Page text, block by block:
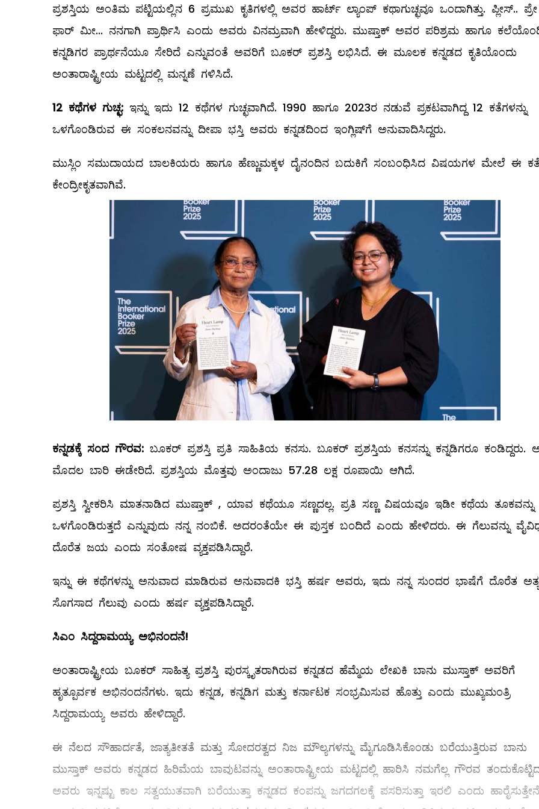
ಪ್ರಶಸ್ತಿಯ ಅಂತಿಮ ಪಟ್ಟಿಯಲ್ಲಿನ 6 ಪ್ರಮುಖ ಕೃತಿಗಳಲ್ಲಿ ಅವರ ಹಾರ್ಟ್‌ ಲ್ಯಾಂಪ್‌ ಕಥಾಗುಚ್ಛವೂ ಒಂದಾಗಿತ್ತು. ಪ್ಲೀಸ್‌.. ಪ್ರೇ
ಫಾರ್‌ ಮೀ... ನನಗಾಗಿ ಪ್ರಾರ್ಥಿಸಿ ಎಂದು ಅವರು ವಿನಮ್ರವಾಗಿ ಹೇಳಿದ್ದರು. ಮುಷ್ತಾಕ್‌ ಅವರ ಪರಿಶ್ರಮ ಹಾಗೂ
ಕನ್ನಡಿಗರ ಪ್ರಾರ್ಥನೆಯೂ ಸೇರಿದೆ ಎನ್ನುವಂತೆ ಅವರಿಗೆ ಬೂಕರ್‌ ಪ್ರಶಸ್ತಿ ಲಭಿಸಿದೆ. ಈ ಮೂಲಕ ಕನ್ನಡದ ಕೃತಿಯೊಂದು
ಅಂತಾರಾಷ್ಟ್ರೀಯ ಮಟ್ಟದಲ್ಲಿ ಮನ್ನಣೆ ಗಳಿಸಿದೆ.
12 ಕಥೆಗಳ ಗುಚ್ಛ: ಇನ್ನು ಇದು 12 ಕಥೆಗಳ ಗುಚ್ಛವಾಗಿದೆ. 1990 ಹಾಗೂ 2023ರ ನಡುವೆ ಪ್ರಕಟವಾಗಿದ್ದ 12 ಕತೆಗಳನ್ನು
ಒಳಗೊಂಡಿರುವ ಈ ಸಂಕಲನವನ್ನು ದೀಪಾ ಭಸ್ತಿ ಅವರು ಕನ್ನಡದಿಂದ ಇಂಗ್ಲಿಷ್‌ಗೆ ಅನುವಾದಿಸಿದ್ದರು.
ಮುಸ್ಲಿಂ ಸಮುದಾಯದ ಬಾಲಕಿಯರು ಹಾಗೂ ಹೆಣ್ಣುಮಕ್ಕಳ ದೈನಂದಿನ ಬದುಕಿಗೆ ಸಂಬಂಧಿಸಿದ ವಿಷಯಗಳ ಮೇಲೆ ಈ
ಕೇಂದ್ರೀಕೃತವಾಗಿವೆ.
ಕನ್ನಡಕ್ಕೆ ಸಂದ ಗೌರವ: ಬೂಕರ್ ಪ್ರಶಸ್ತಿ ಪ್ರತಿ ಸಾಹಿತಿಯ ಕನಸು. ಬೂಕರ್ ಪ್ರಶಸ್ತಿಯ ಕನಸನ್ನು ಕನ್ನಡಿಗರೂ ಕಂಡಿದ್ದರು.
ಮೊದಲ ಬಾರಿ ಈಡೇರಿದೆ. ಪ್ರಶಸ್ತಿಯ ಮೊತ್ತವು ಅಂದಾಜು 57.28 ಲಕ್ಷ ರೂಪಾಯಿ ಆಗಿದೆ.
ಪ್ರಶಸ್ತಿ ಸ್ವೀಕರಿಸಿ ಮಾತನಾಡಿದ ಮುಷ್ತಾಕ್ , ಯಾವ ಕಥೆಯೂ ಸಣ್ಣದಲ್ಲ. ಪ್ರತಿ ಸಣ್ಣ ವಿಷಯವೂ ಇಡೀ ಕಥೆಯ ತೂಕವನ್ನು
ಒಳಗೊಂಡಿರುತ್ತದೆ ಎನ್ನುವುದು ನನ್ನ ನಂಬಿಕೆ. ಅದರಂತೆಯೇ ಈ ಪುಸ್ತಕ ಬಂದಿದೆ ಎಂದು ಹೇಳಿದರು. ಈ ಗೆಲುವನ್ನು
ದೊರೆತ ಜಯ ಎಂದು ಸಂತೋಷ ವ್ಯಕ್ತಪಡಿಸಿದ್ದಾರೆ.
ಇನ್ನು ಈ ಕಥೆಗಳನ್ನು ಅನುವಾದ ಮಾಡಿರುವ ಅನುವಾದಕಿ ಭಸ್ತಿ ಹರ್ಷ ಅವರು, ಇದು ನನ್ನ ಸುಂದರ ಭಾಷೆಗೆ ದೊರೆತ
ಸೊಗಸಾದ ಗೆಲುವು ಎಂದು ಹರ್ಷ ವ್ಯಕ್ತಪಡಿಸಿದ್ದಾರೆ.
ಸಿಎಂ ಸಿದ್ದರಾಮಯ್ಯ ಅಭಿನಂದನೆ!
ಅಂತಾರಾಷ್ಟ್ರೀಯ ಬೂಕರ್ ಸಾಹಿತ್ಯ ಪ್ರಶಸ್ತಿ ಪುರಸ್ಕೃತರಾಗಿರುವ ಕನ್ನಡದ ಹೆಮ್ಮೆಯ ಲೇಖಕಿ ಬಾನು ಮುಸ್ತಾಕ್ ಅವರಿಗೆ
ಹೃತ್ಪೂರ್ವಕ ಅಭಿನಂದನೆಗಳು. ಇದು ಕನ್ನಡ, ಕನ್ನಡಿಗ ಮತ್ತು ಕರ್ನಾಟಕ ಸಂಭ್ರಮಿಸುವ ಹೊತ್ತು ಎಂದು ಮುಖ್ಯಮಂತ್ರಿ
ಸಿದ್ದರಾಮಯ್ಯ ಅವರು ಹೇಳಿದ್ದಾರೆ.
ಈ ನೆಲದ ಸೌಹಾರ್ದತೆ, ಜಾತ್ಯತೀತತೆ ಮತ್ತು ಸೋದರತ್ವದ ನಿಜ ಮೌಲ್ಯಗಳನ್ನು ಮೈಗೂಡಿಸಿಕೊಂಡು ಬರೆಯುತ್ತಿರುವ ಬಾನು
ಮುಸ್ತಾಕ್ ಅವರು ಕನ್ನಡದ ಹಿರಿಮೆಯ ಬಾವುಟವನ್ನು ಅಂತಾರಾಷ್ಟ್ರೀಯ ಮಟ್ಟದಲ್ಲಿ ಹಾರಿಸಿ ನಮಗೆಲ್ಲ ಗೌರವ
ಅವರು ಇನ್ನಷ್ಟು ಕಾಲ ಸತ್ವಯುತವಾಗಿ ಬರೆಯುತ್ತಾ ಕನ್ನಡದ ಕಂಪನ್ನು ಜಗದಗಲಕ್ಕೆ ಪಸರಿಸುತ್ತಾ ಇರಲಿ ಎಂದು